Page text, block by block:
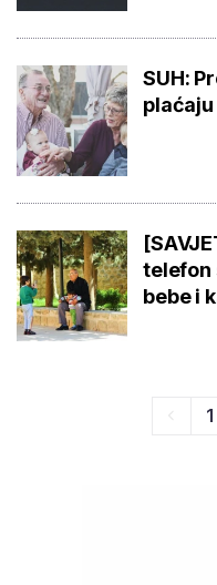
SUH:
telefon
bebe i
1